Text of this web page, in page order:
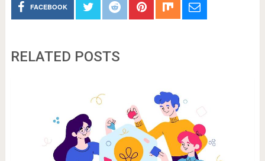
FACEBOOK
RELATED POSTS